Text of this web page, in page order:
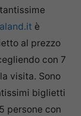
è
al prezzo
con 7
visita. Sono
biglietti
persone con